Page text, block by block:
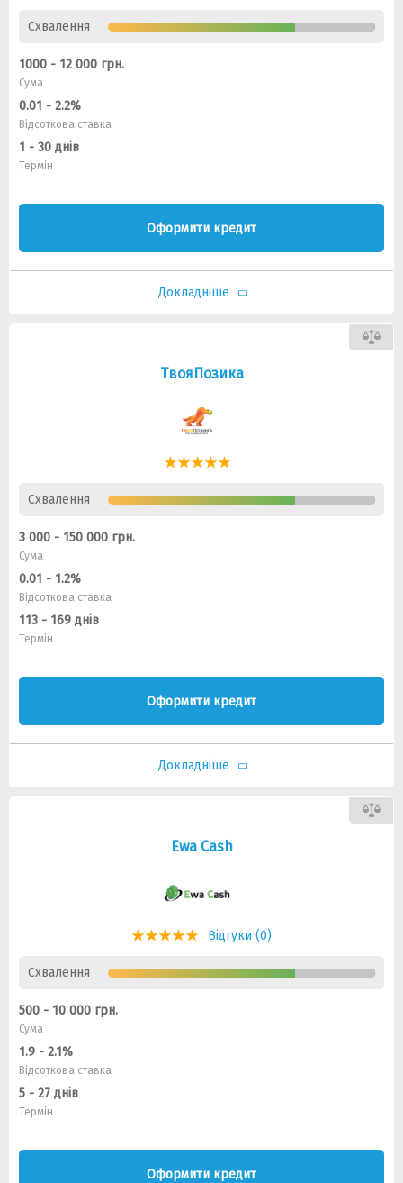
Схвалення
1000 - 12 000 грн.
Сума
0.01 - 2.2%
Відсоткова ставка
1 - 30 днів
Термін
Оформити кредит
Докладніше
ТвояПозика
Схвалення
3 000 - 150 000 грн.
Сума
0.01 - 1.2%
Відсоткова ставка
113 - 169 днів
Термін
Оформити кредит
Докладніше
Ewa Cash
Відгуки (0)
Схвалення
500 - 10 000 грн.
Сума
1.9 - 2.1%
Відсоткова ставка
5 - 27 днів
Термін
Оформити кредит